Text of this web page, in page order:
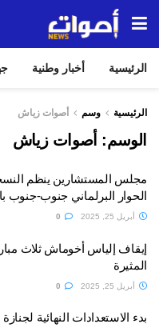
الرئيسية أخبار وطنية
الرئيسية وسم أصوات زياش
الوسم: أصوات زياش
مجلس المستشارين ينظم
الحوار البرلماني جنوب-جنوب
أبريل 25, 2025
المثيرة
أبريل 25, 2025
بدء الاستعدادات النهائية